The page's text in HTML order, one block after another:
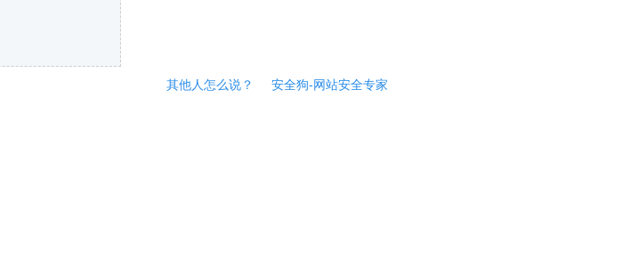
其他人怎么说？ 安全狗-网站安全专家